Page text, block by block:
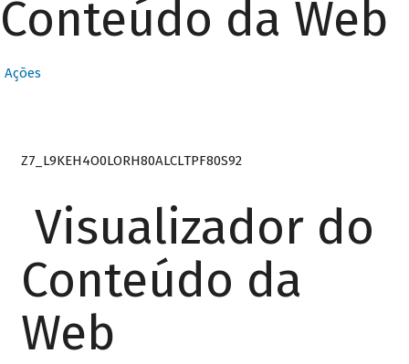
Conteúdo da Web
Ações
Z7_L9KEH4O0LORH80ALCLTPF80S92
Visualizador do
Conteúdo da
Web